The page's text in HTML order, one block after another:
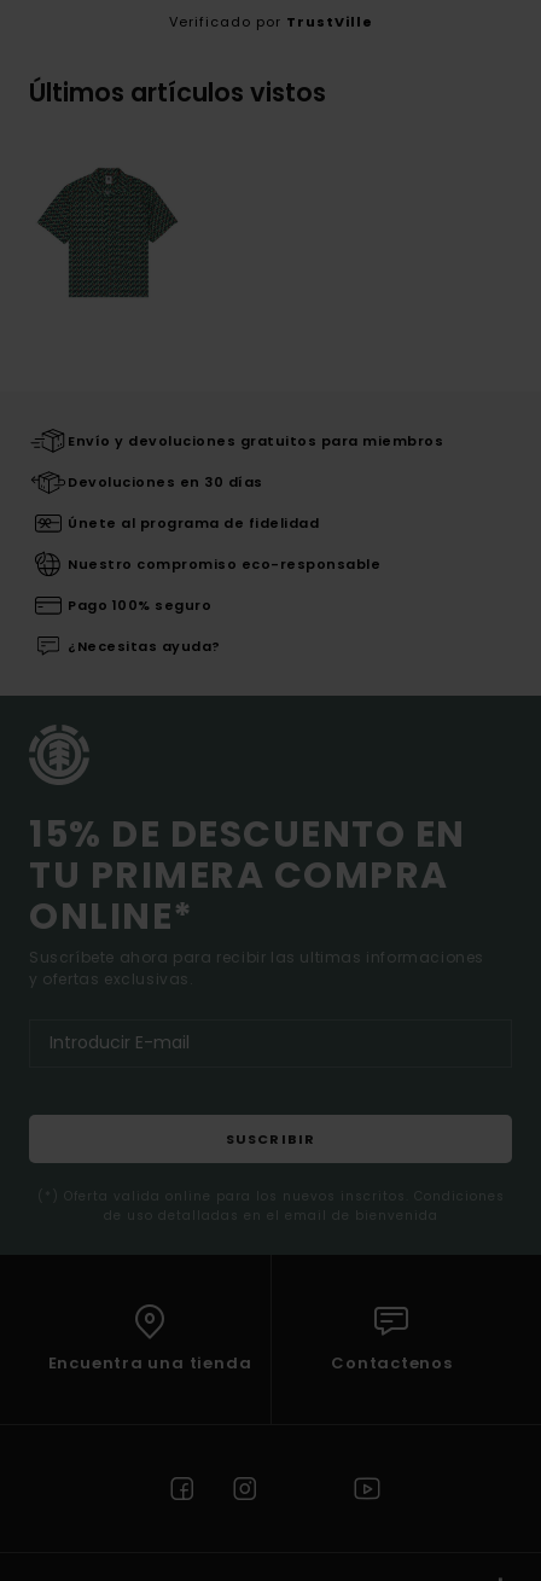
Verificado por TrustVille
Últimos artículos vistos
Envío y devoluciones gratuitos para miembros
Devoluciones en 30 días
Únete al programa de fidelidad
Nuestro compromiso eco-responsable
Pago 100% seguro
¿Necesitas ayuda?
15% DE DESCUENTO EN
TU PRIMERA COMPRA
ONLINE*
Suscríbete ahora para recibir las ultimas informaciones
y ofertas exclusivas.
SUSCRIBIR
(*) Oferta valida online para los nuevos inscritos. Condiciones
de uso detalladas en el email de bienvenida
Encuentra una tienda Contactenos